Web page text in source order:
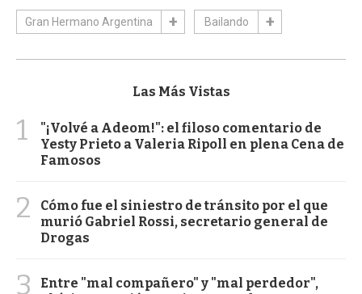
Gran Hermano Argentina Bailando
Las Más Vistas
1
"¡Volvé a Adeom!": el filoso comentario de
Yesty Prieto a Valeria Ripoll en plena Cena de
Famosos
2
Cómo fue el siniestro de tránsito por el que
murió Gabriel Rossi, secretario general de
Drogas
3
Entre "mal compañero" y "mal perdedor",